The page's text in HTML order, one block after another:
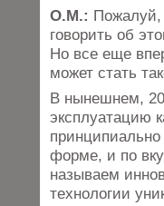
О.М.:
говорить об
Но все еще
может стать
В нынешнем,
эксплуатацию
принципиально
форме, и по
называем
технологии